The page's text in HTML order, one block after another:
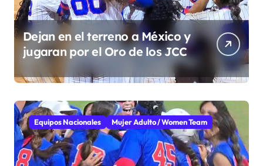
Dejan en el terreno a México y
jugaran por el Oro de los JCC
Equipos Nacionales Mujer Adulto / Women Team